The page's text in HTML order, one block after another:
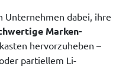
Unternehmen dabei, ihre
Marken-
hervorzuheben –
partiellem Li-